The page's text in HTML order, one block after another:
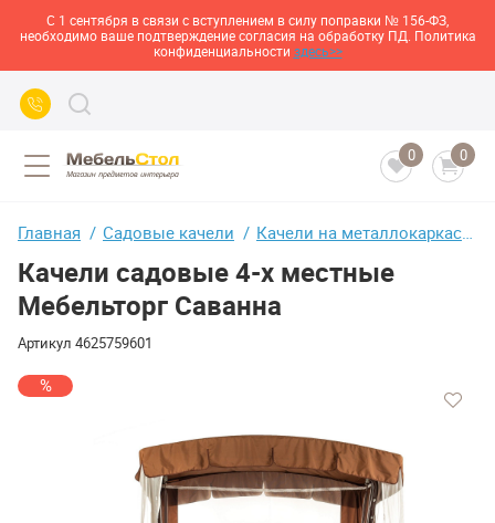
С 1 сентября в связи с вступлением в силу поправки № 156-ФЗ,
необходимо ваше подтверждение согласия на обработку ПД. Политика
конфиденциальности здесь>>
0 0
Главная Садовые качели Качели на металлокаркасе
Качели садовые 4-х местные
Мебельторг Саванна
Артикул 4625759601
%